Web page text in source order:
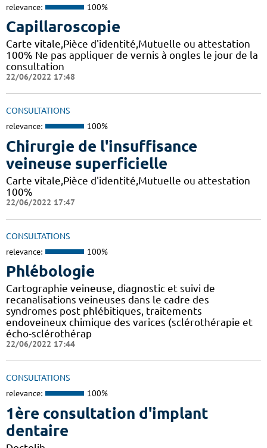
relevance: 100%
Capillaroscopie
Carte vitale,Pièce d'identité,Mutuelle ou attestation
100% Ne pas appliquer de vernis à ongles le jour de la
consultation
22/06/2022 17:48
CONSULTATIONS
relevance: 100%
Chirurgie de l'insuffisance
veineuse superficielle
Carte vitale,Pièce d'identité,Mutuelle ou attestation
100%
22/06/2022 17:47
CONSULTATIONS
relevance: 100%
Phlébologie
Cartographie veineuse, diagnostic et suivi de
recanalisations veineuses dans le cadre des
syndromes post phlébitiques, traitements
endoveineux chimique des varices (sclérothérapie et
écho-sclérothérap
22/06/2022 17:44
CONSULTATIONS
relevance: 100%
1ère consultation d'implant
dentaire